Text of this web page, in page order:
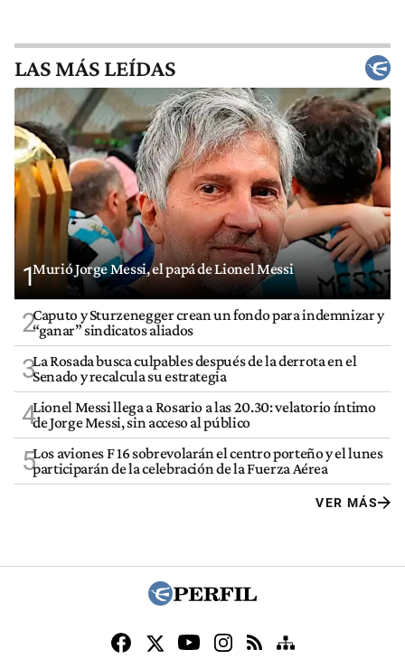
LAS MÁS LEÍDAS
1Murió Jorge Messi, el papá de Lionel Messi
2Caputo y Sturzenegger crean un fondo para indemnizar y
“ganar” sindicatos aliados
3La Rosada busca culpables después de la derrota en el
Senado y recalcula su estrategia
4Lionel Messi llega a Rosario a las 20.30: velatorio íntimo
de Jorge Messi, sin acceso al público
5Los aviones F 16 sobrevolarán el centro porteño y el lunes
participarán de la celebración de la Fuerza Aérea
VER MÁS